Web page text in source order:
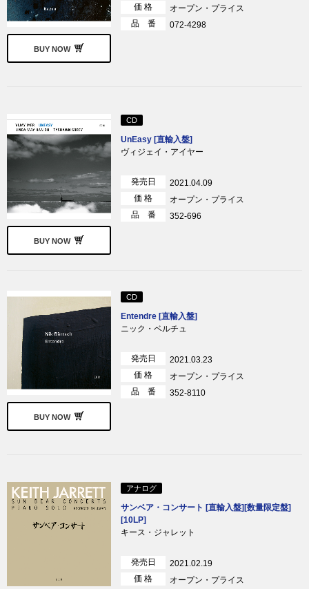
BUY NOW
価 格
オープン・プライス
品 番
072-4298
BUY NOW
CD
UnEasy [直輸入盤]
ヴィジェイ・アイヤー
発売日
2021.04.09
価 格
オープン・プライス
品 番
352-696
BUY NOW
CD
Entendre [直輸入盤]
ニック・ベルチュ
発売日
2021.03.23
価 格
オープン・プライス
品 番
352-8110
アナログ
サンベア・コンサート [直輸入盤][数量限定盤]
[10LP]
キース・ジャレット
発売日
2021.02.19
価 格
オープン・プライス